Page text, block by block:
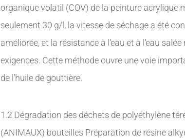
organique volatil (COV) de la peinture acrylique
seulement 30 g/l, la vitesse de séchage a été
améliorée, et la résistance à l'eau et à l'eau
exigences. Cette méthode ouvre une voie
de l'huile de gouttière.
1.2 Dégradation des déchets de polyéthylène
(ANIMAUX) bouteilles Préparation de résine